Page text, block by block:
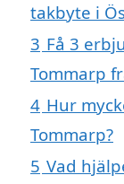
takbyte i
3 Få 3
Tommarp
4 Hur
Tommarp?
5 Vad